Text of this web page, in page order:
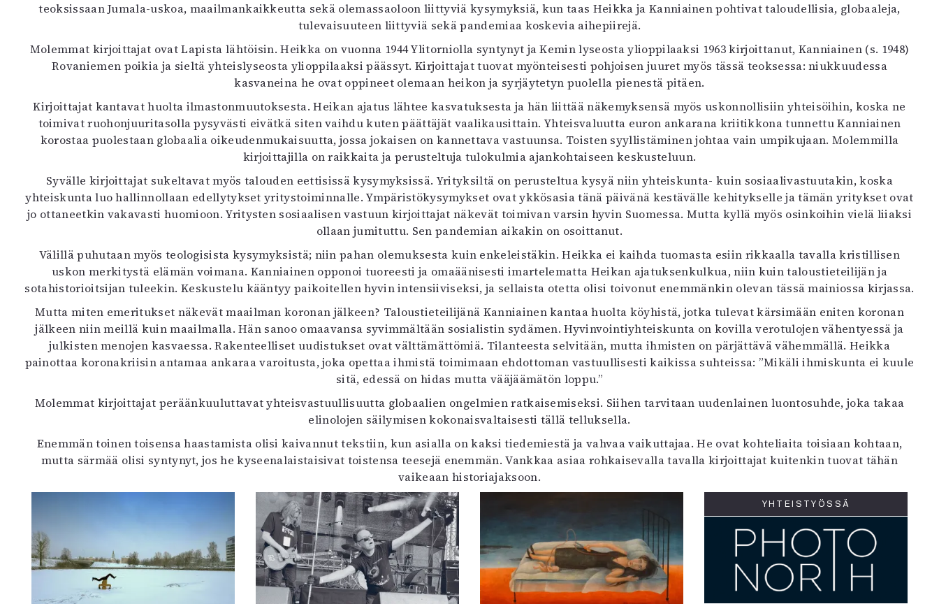
Levyt
Kuvataide
In English
Esitystaide
Arkisto
teoksissaan Jumala-uskoa, maailmankaikkeutta sekä olemassaoloon liittyviä kysymyksiä, kun taas Heikka ja Kanniainen pohtivat taloudellisia, globaaleja,
tulevaisuuteen liittyviä sekä pandemiaa koskevia aihepiirejä.
Molemmat kirjoittajat ovat Lapista lähtöisin. Heikka on vuonna 1944 Ylitorniolla syntynyt ja Kemin lyseosta ylioppilaaksi 1963 kirjoittanut, Kanniainen (s. 1948)
Rovaniemen poikia ja sieltä yhteislyseosta ylioppilaaksi päässyt. Kirjoittajat tuovat myönteisesti pohjoisen juuret myös tässä teoksessa: niukkuudessa
kasvaneina he ovat oppineet olemaan heikon ja syrjäytetyn puolella pienestä pitäen.
Kirjoittajat kantavat huolta ilmastonmuutoksesta. Heikan ajatus lähtee kasvatuksesta ja hän liittää näkemyksensä myös uskonnollisiin yhteisöihin, koska ne
toimivat ruohonjuuritasolla pysyvästi eivätkä siten vaihdu kuten päättäjät vaalikausittain. Yhteisvaluutta euron ankarana kriitikkona tunnettu Kanniainen
korostaa puolestaan globaalia oikeudenmukaisuutta, jossa jokaisen on kannettava vastuunsa. Toisten syyllistäminen johtaa vain umpikujaan. Molemmilla
kirjoittajilla on raikkaita ja perusteltuja tulokulmia ajankohtaiseen keskusteluun.
Syvälle kirjoittajat sukeltavat myös talouden eettisissä kysymyksissä. Yrityksiltä on perusteltua kysyä niin yhteiskunta- kuin sosiaalivastuutakin, koska
yhteiskunta luo hallinnollaan edellytykset yritystoiminnalle. Ympäristökysymykset ovat ykkösasia tänä päivänä kestävälle kehitykselle ja tämän yritykset ovat
jo ottaneetkin vakavasti huomioon. Yritysten sosiaalisen vastuun kirjoittajat näkevät toimivan varsin hyvin Suomessa. Mutta kyllä myös osinkoihin vielä liiaksi
ollaan jumituttu. Sen pandemian aikakin on osoittanut.
Välillä puhutaan myös teologisista kysymyksistä; niin pahan olemuksesta kuin enkeleistäkin. Heikka ei kaihda tuomasta esiin rikkaalla tavalla kristillisen
uskon merkitystä elämän voimana. Kanniainen opponoi tuoreesti ja omaäänisesti imartelematta Heikan ajatuksenkulkua, niin kuin taloustieteilijän ja
sotahistorioitsijan tuleekin. Keskustelu kääntyy paikoitellen hyvin intensiiviseksi, ja sellaista otetta olisi toivonut enemmänkin olevan tässä mainiossa kirjassa.
Mutta miten emeritukset näkevät maailman koronan jälkeen? Taloustieteilijänä Kanniainen kantaa huolta köyhistä, jotka tulevat kärsimään eniten koronan
jälkeen niin meillä kuin maailmalla. Hän sanoo omaavansa syvimmältään sosialistin sydämen. Hyvinvointiyhteiskunta on kovilla verotulojen vähentyessä ja
julkisten menojen kasvaessa. Rakenteelliset uudistukset ovat välttämättömiä. Tilanteesta selvitään, mutta ihmisten on pärjättävä vähemmällä. Heikka
painottaa koronakriisin antamaa ankaraa varoitusta, joka opettaa ihmistä toimimaan ehdottoman vastuullisesti kaikissa suhteissa: ”Mikäli ihmiskunta ei kuule
sitä, edessä on hidas mutta vääjäämätön loppu.”
Molemmat kirjoittajat peräänkuuluttavat yhteisvastuullisuutta globaalien ongelmien ratkaisemiseksi. Siihen tarvitaan uudenlainen luontosuhde, joka takaa
elinolojen säilymisen kokonaisvaltaisesti tällä telluksella.
Enemmän toinen toisensa haastamista olisi kaivannut tekstiin, kun asialla on kaksi tiedemiestä ja vahvaa vaikuttajaa. He ovat kohteliaita toisiaan kohtaan,
mutta särmää olisi syntynyt, jos he kyseenalaistaisivat toistensa teesejä enemmän. Vankkaa asiaa rohkaisevalla tavalla kirjoittajat kuitenkin tuovat tähän
vaikeaan historiajaksoon.
YHTEISTYÖSSÄ